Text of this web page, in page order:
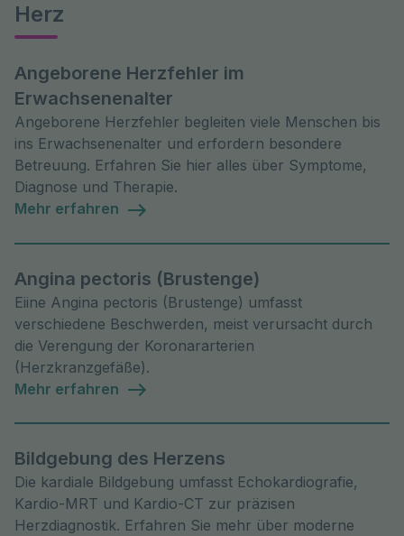
Herz
Angeborene Herzfehler im
Erwachsenenalter
Angeborene Herzfehler begleiten viele Menschen bis
ins Erwachsenenalter und erfordern besondere
Betreuung. Erfahren Sie hier alles über Symptome,
Diagnose und Therapie.
Mehr erfahren
Angina pectoris (Brustenge)
Eiine Angina pectoris (Brustenge) umfasst
verschiedene Beschwerden, meist verursacht durch
die Verengung der Koronararterien
(Herzkranzgefäße).
Mehr erfahren
Bildgebung des Herzens
Die kardiale Bildgebung umfasst Echokardiografie,
Kardio-MRT und Kardio-CT zur präzisen
Herzdiagnostik. Erfahren Sie mehr über moderne